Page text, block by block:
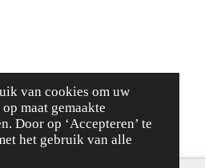
van cookies om uw
maat gemaakte
Door op ‘Accepteren’ te
het gebruik van alle